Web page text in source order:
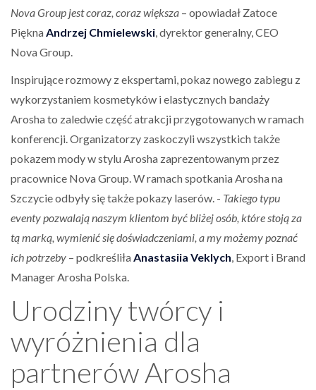
Nova Group jest coraz, coraz większa – opowiadał Zatoce
Piękna Andrzej Chmielewski , dyrektor generalny, CEO
Nova Group.
Inspirujące rozmowy z ekspertami, pokaz nowego zabiegu z
wykorzystaniem kosmetyków i elastycznych bandaży
Arosha to zaledwie część atrakcji przygotowanych w ramach
konferencji. Organizatorzy zaskoczyli wszystkich także
pokazem mody w stylu Arosha zaprezentowanym przez
pracownice Nova Group. W ramach spotkania Arosha na
Szczycie odbyły się także pokazy laserów. - Takiego typu
eventy pozwalają naszym klientom być bliżej osób, które stoją za
tą marką, wymienić się doświadczeniami, a my możemy poznać
ich potrzeby – podkreśliła Anastasiia Veklych , Export i Brand
Manager Arosha Polska.
Urodziny twórcy i
wyróżnienia dla
partnerów Arosha